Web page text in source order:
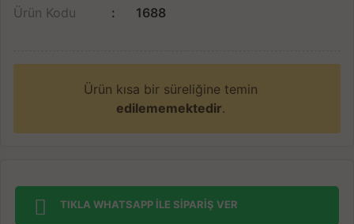
Ürün Kodu 1688
Ürün kısa bir süreliğine temin
edilememektedir.
TIKLA WHATSAPP İLE SİPARİŞ VER